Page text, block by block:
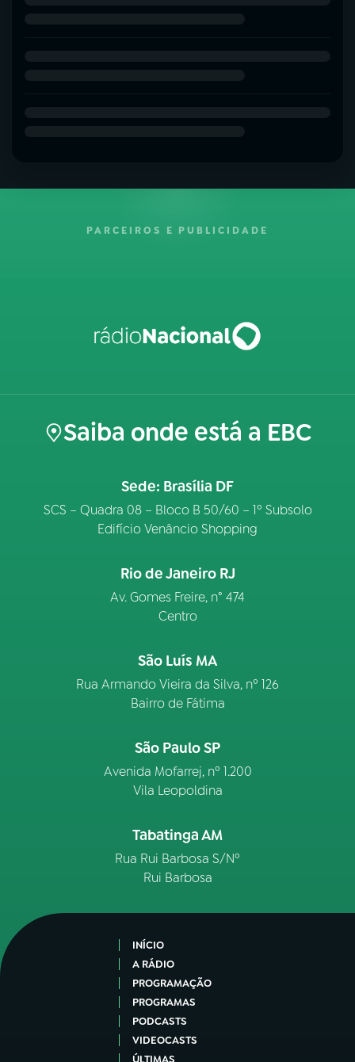
PARCEIROS E PUBLICIDADE
Saiba onde está a EBC
Sede: Brasília DF
SCS – Quadra 08 – Bloco B 50/60 – 1º Subsolo
Edifício Venâncio Shopping
Rio de Janeiro RJ
Av. Gomes Freire, n° 474
Centro
São Luís MA
Rua Armando Vieira da Silva, nº 126
Bairro de Fátima
São Paulo SP
Avenida Mofarrej, nº 1.200
Vila Leopoldina
Tabatinga AM
Rua Rui Barbosa S/Nº
Rui Barbosa
INÍCIO
A RÁDIO
PROGRAMAÇÃO
PROGRAMAS
PODCASTS
VIDEOCASTS
ÚLTIMAS